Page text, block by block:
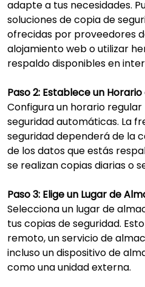
adapte a tus necesidades.
soluciones de copia de
ofrecidas por proveedores
alojamiento web o utilizar
respaldo disponibles en
Paso 2: Establece un
Configura un horario
seguridad automáticas. La
seguridad dependerá de la
de los datos que estás
se realizan copias diarias o
Paso 3: Elige un Lugar de
Selecciona un lugar de
tus copias de seguridad.
remoto, un servicio de
incluso un dispositivo de
como una unidad externa.